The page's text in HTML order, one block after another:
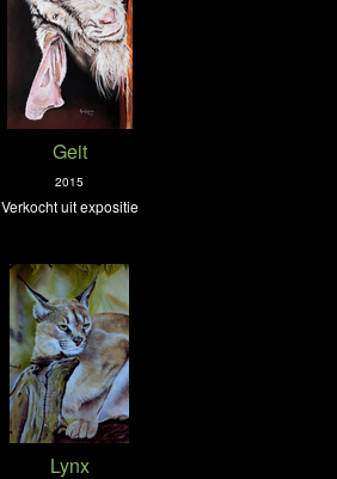
Geit
2015
Verkocht uit expositie
Lynx